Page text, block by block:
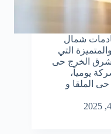
شمال
التي
شرق الخرج حى
يومياً،
الملقا و